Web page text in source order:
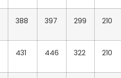
388 397 299 210
431 446 322 210